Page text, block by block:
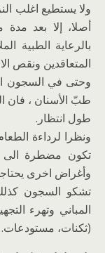
ولا يستطيع اغلب
أصلا، إلا بعد
بالرعاية الطبية
المتعاقدين ونقص
وحتى في السجون
طبّ الأسنان ، فان
طول انتظار.
ونظرا لرداءة
تكون مضطرة الى
وأغراض اخرى
تشكو السجون
المباني وتهرء
(ثكنات،